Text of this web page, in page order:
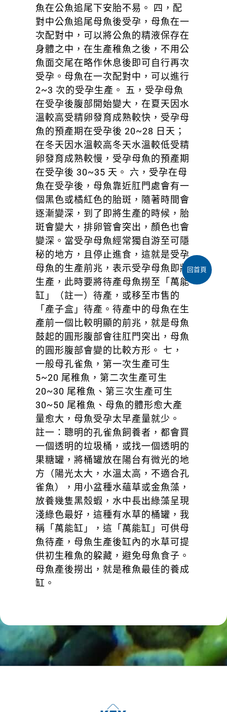
魚在公魚追尾下安胎不易。 四，配
對中公魚追尾母魚後受孕，母魚在一
次配對中，可以將公魚的精液保存在
身體之中，在生產稚魚之後，不用公
魚面交尾在略作休息後即可自行再次
受孕。母魚在一次配對中，可以進行
2~3 次的受孕生產。 五，受孕母魚
在受孕後腹部開始變大，在夏天因水
溫較高受精卵發育成熟較快，受孕母
魚的預產期在受孕後 20~28 日天；
在冬天因水溫較高冬天水溫較低受精
卵發育成熟較慢，受孕母魚的預產期
在受孕後 30~35 天。 六，受孕在母
魚在受孕後，母魚靠近肛門處會有一
個黑色或橘紅色的胎斑，隨著時間會
逐漸變深，到了即將生產的時候，胎
斑會變大，排卵管會突出，顏色也會
變深。當受孕母魚經常獨自游至可隱
秘的地方，且停止進食，這就是受孕
母魚的生產前兆，表示受孕母魚即將
生產，此時要將待產母魚撈至「萬能
缸」（註一）待產，或移至市售的
「產子盒」待產。待產中的母魚在生
產前一個比較明顯的前兆，就是母魚
鼓起的圓形腹部會往肛門突出，母魚
的圓形腹部會變的比較方形。 七，
一般母孔雀魚，第一次生產可生
5~20 尾稚魚，第二次生產可生
20~30 尾稚魚、第三次生產可生
30~50 尾稚魚、母魚的體形愈大產
量愈大，母魚受孕太早產量就少。
註一：聰明的孔雀魚飼養者，都會買
一個透明的垃圾桶，或找一個透明的
果糖罐，將桶罐放在陽台有微光的地
方（陽光太大，水溫太高，不適合孔
雀魚），用小盆種水蘊草或金魚藻，
放養幾隻黑殼蝦，水中長出綠藻呈現
淺綠色最好，這種有水草的桶罐，我
稱「萬能缸」，這「萬能缸」可供母
魚待產，母魚生產後缸內的水草可提
供初生稚魚的躱藏，避免母魚食子。
母魚產後撈出，就是稚魚最佳的養成
缸。
回首頁